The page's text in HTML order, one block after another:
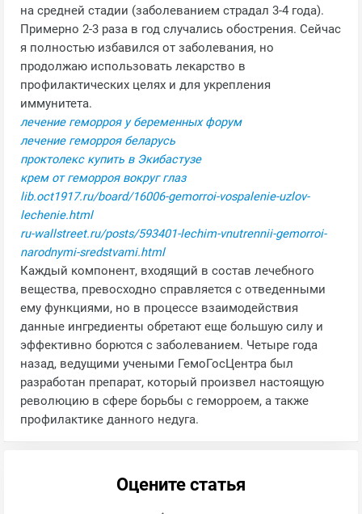
на средней стадии (заболеванием страдал 3-4 года).
Примерно 2-3 раза в год случались обострения. Сейчас
я полностью избавился от заболевания, но
продолжаю использовать лекарство в
профилактических целях и для укрепления
иммунитета.
лечение геморроя у беременных форум
лечение геморроя беларусь
проктолекс купить в Экибастузе
крем от геморроя вокруг глаз
lib.oct1917.ru/board/16006-gemorroi-vospalenie-uzlov-
lechenie.html
ru-wallstreet.ru/posts/593401-lechim-vnutrennii-gemorroi-
narodnymi-sredstvami.html
Каждый компонент, входящий в состав лечебного
вещества, превосходно справляется с отведенными
ему функциями, но в процессе взаимодействия
данные ингредиенты обретают еще большую силу и
эффективно борются с заболеванием. Четыре года
назад, ведущими учеными ГемоГосЦентра был
разработан препарат, который произвел настоящую
революцию в сфере борьбы с геморроем, а также
профилактике данного недуга.
Оцените статья